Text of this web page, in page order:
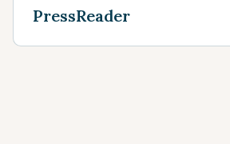
PressReader